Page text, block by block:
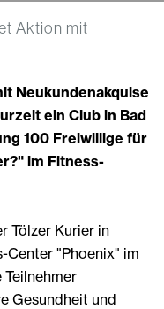
Aktion mit
Neukundenakquise
ein Club in Bad
100 Freiwillige für
im Fitness-
Tölzer Kurier in
Center "Phoenix" im
Gesundheit und